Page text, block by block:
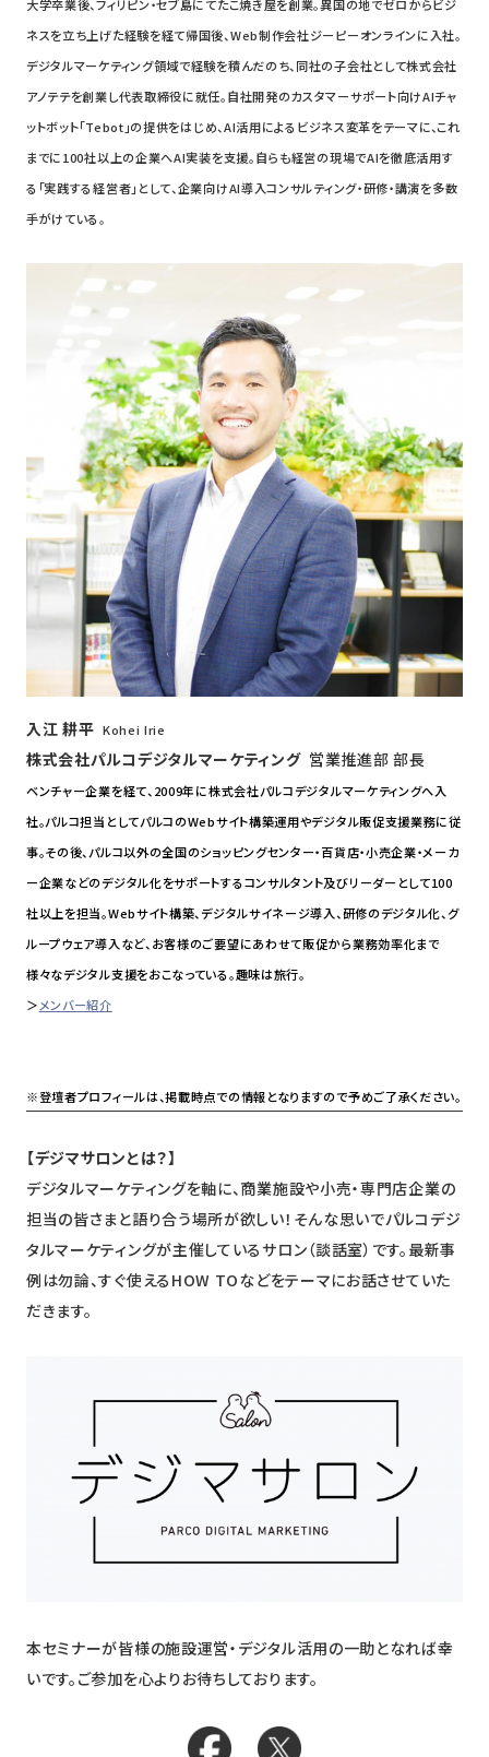
大学卒業後、フィリピン・セブ島にてたこ焼き屋を創業。異国の地でゼロからビジ
ネスを立ち上げた経験を経て帰国後、Web制作会社ジーピーオンラインに入社。
デジタルマーケティング領域で経験を積んだのち、同社の子会社として株式会社
アノテテを創業し代表取締役に就任。自社開発のカスタマーサポート向けAIチャ
ットボット「Tebot」の提供をはじめ、AI活用によるビジネス変革をテーマに、これ
までに100社以上の企業へAI実装を支援。自らも経営の現場でAIを徹底活用す
る「実践する経営者」として、企業向けAI導入コンサルティング・研修・講演を多数
手がけている。
入江 耕平 Kohei Irie
株式会社パルコデジタルマーケティング営業推進部 部長
ベンチャー企業を経て、2009年に株式会社パルコデジタルマーケティングへ入
社。パルコ担当としてパルコのWebサイト構築運用やデジタル販促支援業務に従
事。その後、パルコ以外の全国のショッピングセンター・百貨店・小売企業・メーカ
ー企業などのデジタル化をサポートするコンサルタント及びリーダーとして100
社以上を担当。Webサイト構築、デジタルサイネージ導入、研修のデジタル化、グ
ループウェア導入など、お客様のご要望にあわせて販促から業務効率化まで
様々なデジタル支援をおこなっている。趣味は旅行。
＞メンバー紹介
※登壇者プロフィールは、掲載時点での情報となりますので予めご了承ください。
【デジマサロンとは？】
デジタルマーケティングを軸に、商業施設や小売・専門店企業の
担当の皆さまと語り合う場所が欲しい！そんな思いでパルコデジ
タルマーケティングが主催しているサロン（談話室）です。最新事
例は勿論、すぐ使えるHOW TOなどをテーマにお話させていた
だきます。
本セミナーが皆様の施設運営・デジタル活用の一助となれば幸
いです。ご参加を心よりお待ちしております。